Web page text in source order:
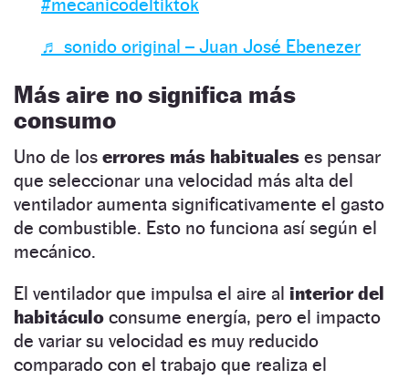
#mecanicodeltiktok
♬ sonido original – Juan José Ebenezer
Más aire no significa más
consumo
Uno de los errores más habituales es pensar
que seleccionar una velocidad más alta del
ventilador aumenta significativamente el gasto
de combustible. Esto no funciona así según el
mecánico.
El ventilador que impulsa el aire al interior del
habitáculo consume energía, pero el impacto
de variar su velocidad es muy reducido
comparado con el trabajo que realiza el